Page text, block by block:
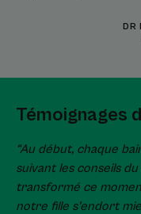
DR
Témoignages
“Au début, chaque
suivant les conseils
transformé ce
notre fille s’endort